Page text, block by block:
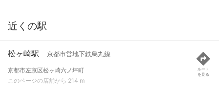
近くの駅
松ヶ崎駅 京都市営地下鉄烏丸線
京都市左京区松ヶ崎六ノ坪町
このページの店舗から 214 m
ルート
を見る